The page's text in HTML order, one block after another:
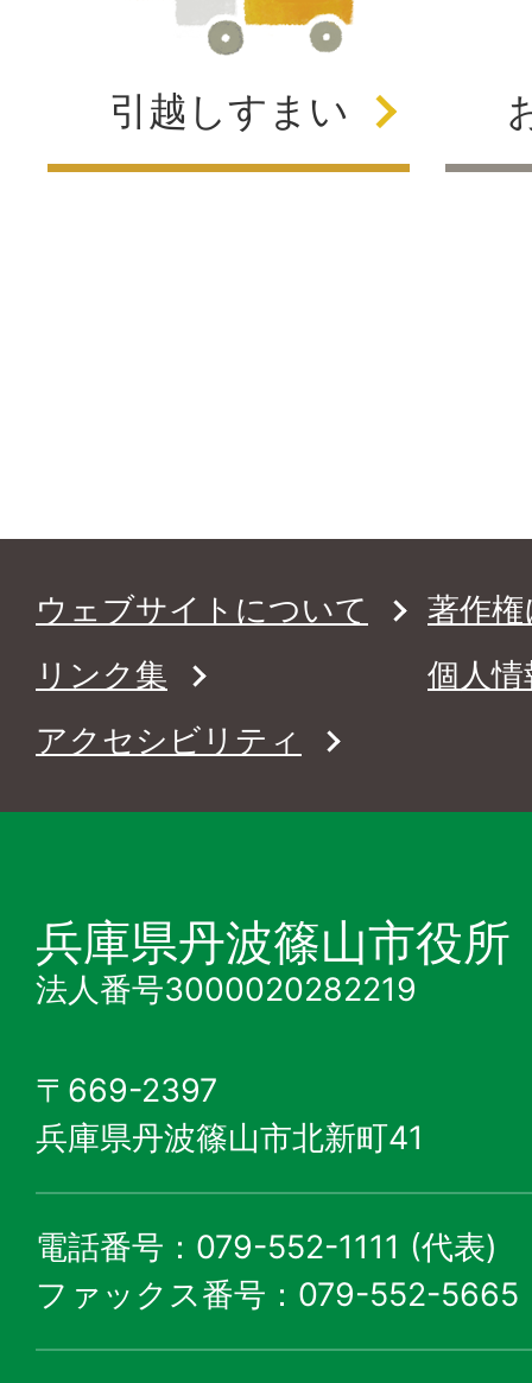
引越しすまい
ウェブサイトについて
著作
リンク集
個人
アクセシビリティ
兵庫県丹波篠山市役所
法人番号3000020282219
〒669-2397
兵庫県丹波篠山市北新町41
電話番号：079-552-1111 (代表)
ファックス番号：079-552-5665